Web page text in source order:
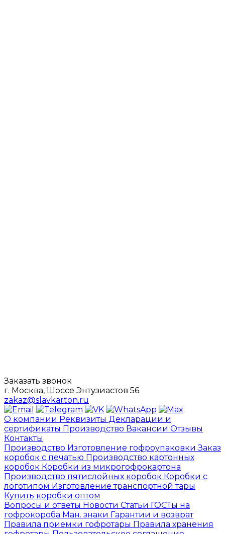
Заказать звонок
г. Москва, Шоссе Энтузиастов 56
zakaz@slavkarton.ru
О компании Реквизиты Декларации и
сертификаты Производство Вакансии Отзывы
Контакты
Производство Изготовление гофроупаковкиЗаказ
коробок с печатью Производство картонных
коробок Коробки из микрогофрокартона
Производство пятислойных коробок Коробки с
логотипом Изготовление транспортной тары
Купить коробки оптом
Вопросы и ответы Новости Статьи ГОСТы на
гофрокороба Ман. знаки Гарантии и возврат
Правила приемки гофротары Правила хранения